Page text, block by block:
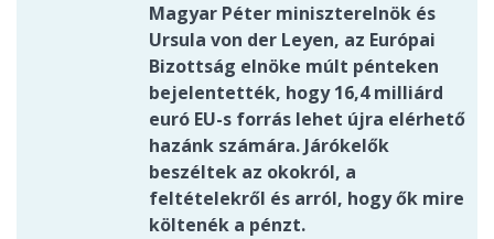
Magyar Péter miniszterelnök és
Ursula von der Leyen, az Európai
Bizottság elnöke múlt pénteken
bejelentették, hogy 16,4 milliárd
euró EU-s forrás lehet újra elérhető
hazánk számára. Járókelők
beszéltek az okokról, a
feltételekről és arról, hogy ők mire
költenék a pénzt.